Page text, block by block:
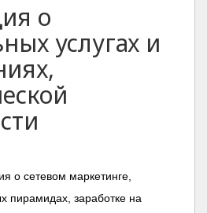
о
услугах и
о сетевом маркетинге,
пирамидах, заработке на